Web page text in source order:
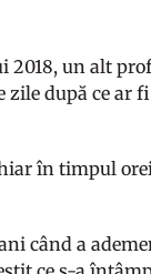
un alt
zile după ce ar
în timpul
când a